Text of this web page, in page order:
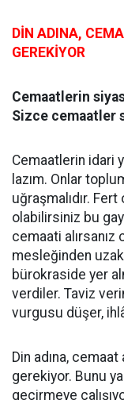
DİN ADINA,
GEREKİYOR
Cemaatlerin
Sizce cemaatler
Cemaatlerin idari
lazım. Onlar
uğraşmalıdır.
olabilirsiniz bu
cemaati
mesleğinden
bürokraside yer
verdiler. Taviz
vurgusu düşer,
Din adına, cemaat
gerekiyor. Bunu
geçirmeye